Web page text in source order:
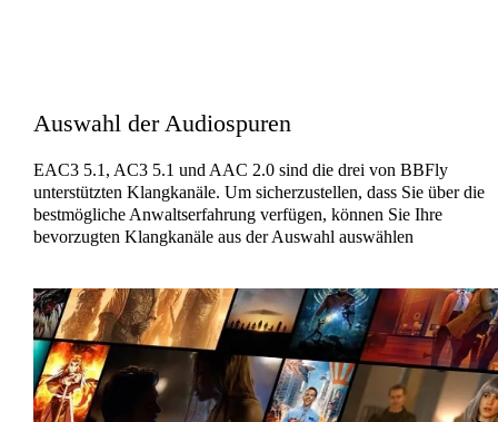
Auswahl der Audiospuren
EAC3 5.1, AC3 5.1 und AAC 2.0 sind die drei von BBFly
unterstützten Klangkanäle. Um sicherzustellen, dass Sie über die
bestmögliche Anwaltserfahrung verfügen, können Sie Ihre
bevorzugten Klangkanäle aus der Auswahl auswählen